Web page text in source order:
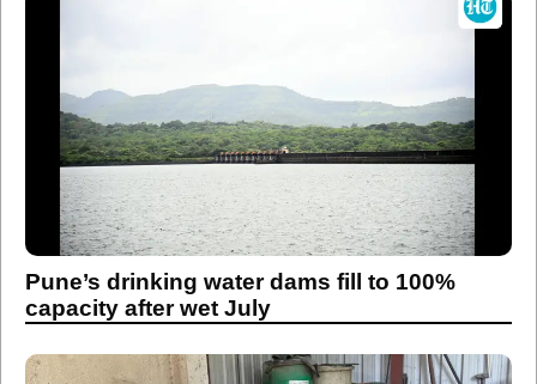
Pune’s drinking water dams fill to 100%
capacity after wet July